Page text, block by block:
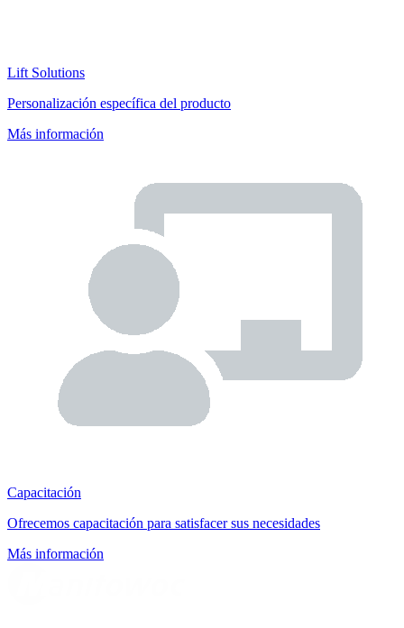
Lift Solutions
Personalización específica del producto
Más información
Capacitación
Ofrecemos capacitación para satisfacer sus necesidades
Más información